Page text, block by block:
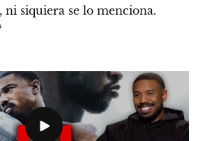
ni siquiera se lo menciona.